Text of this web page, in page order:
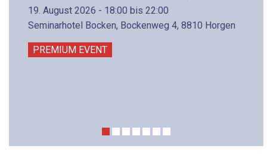
19. August 2026 - 18:00 bis 22:00
Seminarhotel Bocken, Bockenweg 4, 8810 Horgen
PREMIUM EVENT